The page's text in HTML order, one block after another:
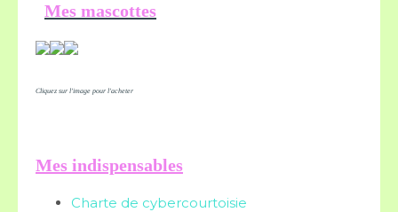
Mes mascottes
Cliquez sur l'image pour l'acheter
Mes indispensables
Charte de cybercourtoisie